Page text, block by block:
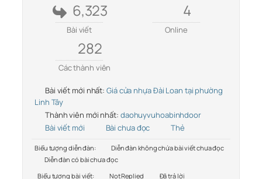
6,323
Bài viết
4
Online
282
Các thành viên
Bài viết mới nhất: Giá cửa nhựa Đài Loan tại phường
Linh Tây
Thành viên mới nhất: daohuyvuhoabinhdoor
Bài viết mới
Bài chưa đọc Thẻ
Biểu tượng diễn đàn:
Diễn đàn không chứa bài viết chưa đọc
Diễn đàn có bài chưa đọc
Biểu tượng bài viết:
Not Replied Đã trả lời